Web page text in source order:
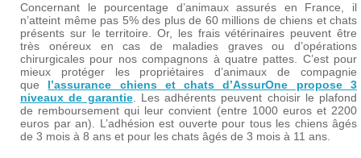
Concernant le pourcentage d’animaux assurés en France, il
n’atteint même pas 5% des plus de 60 millions de chiens et chats
présents sur le territoire. Or, les frais vétérinaires peuvent être
très onéreux en cas de maladies graves ou d’opérations
chirurgicales pour nos compagnons à quatre pattes. C’est pour
mieux protéger les propriétaires d’animaux de compagnie
que l’assurance chiens et chats d’AssurOne propose 3
niveaux de garantie. Les adhérents peuvent choisir le plafond
de remboursement qui leur convient (entre 1000 euros et 2200
euros par an). L’adhésion est ouverte pour tous les chiens âgés
de 3 mois à 8 ans et pour les chats âgés de 3 mois à 11 ans.